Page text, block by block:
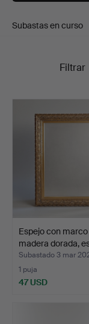
Woxholt
Auktioner
Subastas en curso
Filtrar
Espejo con
madera dorada,
Subastado 3 mar
1 puja
47 USD